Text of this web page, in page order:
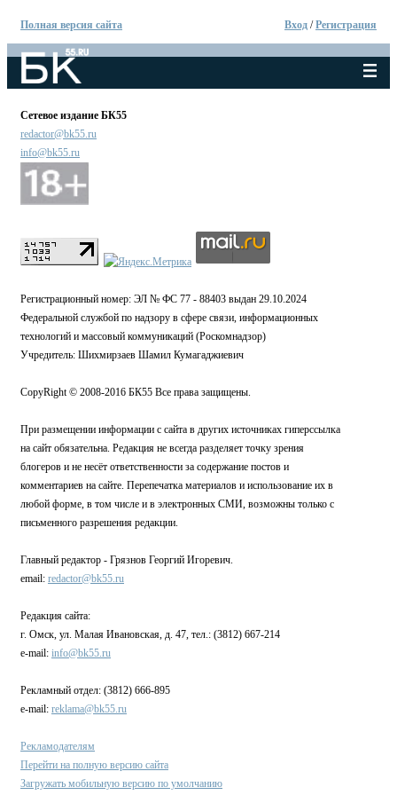
Полная версия сайта Вход /Регистрация
Сетевое издание БК55
redactor@bk55.ru
info@bk55.ru
Регистрационный номер: ЭЛ № ФС 77 - 88403 выдан 29.10.2024
Федеральной службой по надзору в сфере связи, информационных
технологий и массовый коммуникаций (Роскомнадзор)
Учредитель: Шихмирзаев Шамил Кумагаджиевич
CopyRight © 2008-2016 БК55 Все права защищены.
При размещении информации с сайта в других источниках гиперссылка
на сайт обязательна. Редакция не всегда разделяет точку зрения
блогеров и не несёт ответственности за содержание постов и
комментариев на сайте. Перепечатка материалов и использование их в
любой форме, в том числе и в электронных СМИ, возможны только с
письменного разрешения редакции.
Главный редактор - Грязнов Георгий Игоревич.
email: redactor@bk55.ru
Редакция сайта:
г. Омск, ул. Малая Ивановская, д. 47, тел.: (3812) 667-214
e-mail: info@bk55.ru
Рекламный отдел: (3812) 666-895
e-mail: reklama@bk55.ru
Рекламодателям
Перейти на полную версию сайта
Загружать мобильную версию по умолчанию